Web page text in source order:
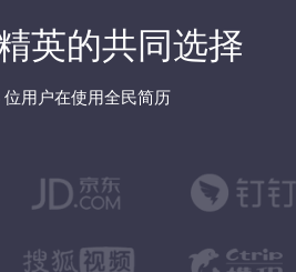
英的共同选择
位用户在使用全民简历